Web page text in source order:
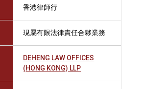
香港律師行
現屬有限法律責任合夥業務
DEHENG LAW OFFICES
(HONG KONG) LLP